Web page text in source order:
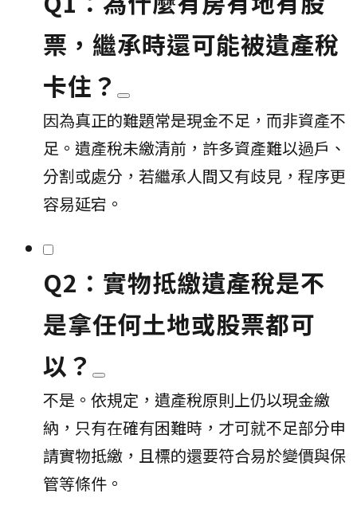
票，繼承時還可能被遺產稅
卡住？
因為真正的難題常是現金不足，而非資產不
足。遺產稅未繳清前，許多資產難以過戶、
分割或處分，若繼承人間又有歧見，程序更
容易延宕。
Q2：實物抵繳遺產稅是不
是拿任何土地或股票都可
以？
不是。依規定，遺產稅原則上仍以現金繳
納，只有在確有困難時，才可就不足部分申
請實物抵繳，且標的還要符合易於變價與保
管等條件。